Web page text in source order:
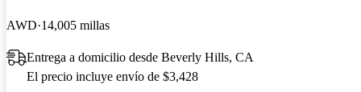
AWD 14,005 millas
Entrega a domicilio desde Beverly Hills, CA
El precio incluye envío de $3,428